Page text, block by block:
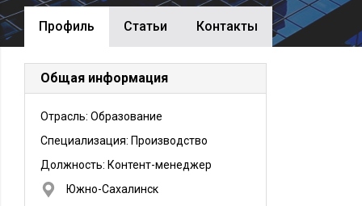
Профиль Cтатьи Контакты
Общая информация
Отрасль: Образование
Специализация: Производство
Должность: Контент-менеджер
Южно-Сахалинск